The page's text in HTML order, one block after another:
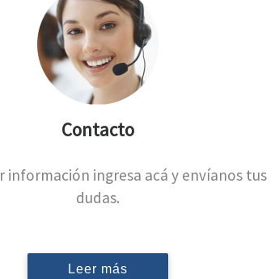
Contacto
información ingresa acá y envíanos tus
dudas.
Leer más